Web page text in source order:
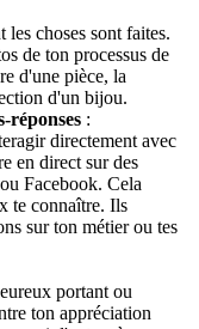
choses sont faites.
de ton processus de
d'une pièce, la
d'un bijou.
réponses :
directement avec
en direct sur des
Facebook. Cela
te connaître. Ils
sur ton métier ou tes
portant ou
ton appréciation